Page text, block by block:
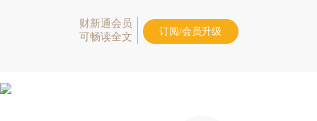
财新通会员
可畅读全文
订阅/会员升级